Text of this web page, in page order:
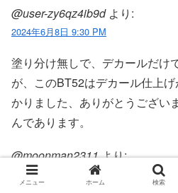
@user-zy6qz4ib9d より:
2024年6月8日 9:30 PM
塗り分け無しで、デカールだけ
が、このBT52はデカール仕上
かりました、ありがとうござい
んであります。
@moonman2311より:
2024年6月8日 9:35 PM
メニュー ホーム 検索